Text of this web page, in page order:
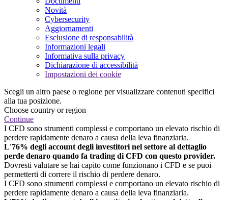
Novità
Cybersecurity
Aggiornamenti
Esclusione di responsabilità
Informazioni legali
Informativa sulla privacy
Dichiarazione di accessibilità
Impostazioni dei cookie
Scegli un altro paese o regione per visualizzare contenuti specifici
alla tua posizione.
Choose country or region
Continue
I CFD sono strumenti complessi e comportano un elevato rischio di
perdere rapidamente denaro a causa della leva finanziaria.
L'76% degli account degli investitori nel settore al dettaglio
perde denaro quando fa trading di CFD con questo provider.
Dovresti valutare se hai capito come funzionano i CFD e se puoi
permetterti di correre il rischio di perdere denaro.
I CFD sono strumenti complessi e comportano un elevato rischio di
perdere rapidamente denaro a causa della leva finanziaria.